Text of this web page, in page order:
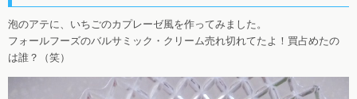
泡のアテに、いちごのカプレーゼ風を作ってみました。
フォールフーズのバルサミック・クリーム売れ切れてたよ！買占めたの
は誰？（笑）